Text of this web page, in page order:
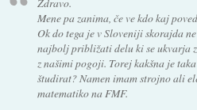
Mene pa zanima, če ve kdo kaj
Ok do tega je v Sloveniji skorajda
najbolj približati delu ki se ukvarja
z našimi pogoji. Torej kakšna je
študirat? Namen imam strojno ali
matematiko na FMF.